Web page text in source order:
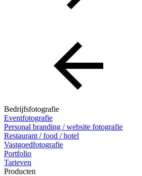
Bedrijfsfotografie
Eventfotografie
Personal branding / website fotografie
Restaurant / food / hotel
Vastgoedfotografie
Portfolio
Tarieven
Producten